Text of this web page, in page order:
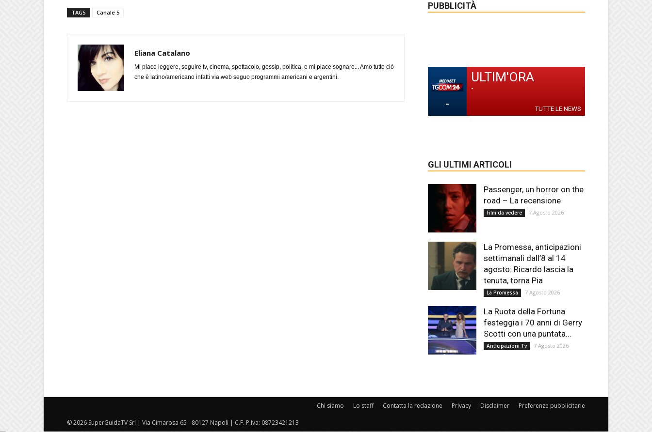
TAGS Canale 5
Eliana Catalano
Mi piace leggere, seguire tv, cinema, spettacolo, gossip, politica, e mi piace sognare... Amo tutto ciò
che è latino/americano infatti via web seguo programmi americani e argentini.
PUBBLICITÀ
-
ULTIM'ORA
-
TUTTE LE NEWS
GLI ULTIMI ARTICOLI
Passenger, un horror on the
road – La recensione
Film da vedere 7 Agosto 2026
La Promessa, anticipazioni
settimanali dall’8 al 14
agosto: Ricardo lascia la
tenuta, torna Pia
La Promessa 7 Agosto 2026
La Ruota della Fortuna
festeggia i 70 anni di Gerry
Scotti con una puntata...
Anticipazioni Tv 7 Agosto 2026
Chi siamo Lo staff Contatta la redazione Privacy Disclaimer Preferenze pubblicitarie
© 2026 SuperGuidaTV Srl | Via Cimarosa 65 - 80127 Napoli | C.F. P.Iva: 08723421213